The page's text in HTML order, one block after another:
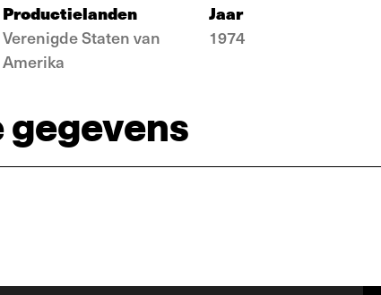
Productielanden
Verenigde Staten van
Amerika
Jaar
1974
gegevens